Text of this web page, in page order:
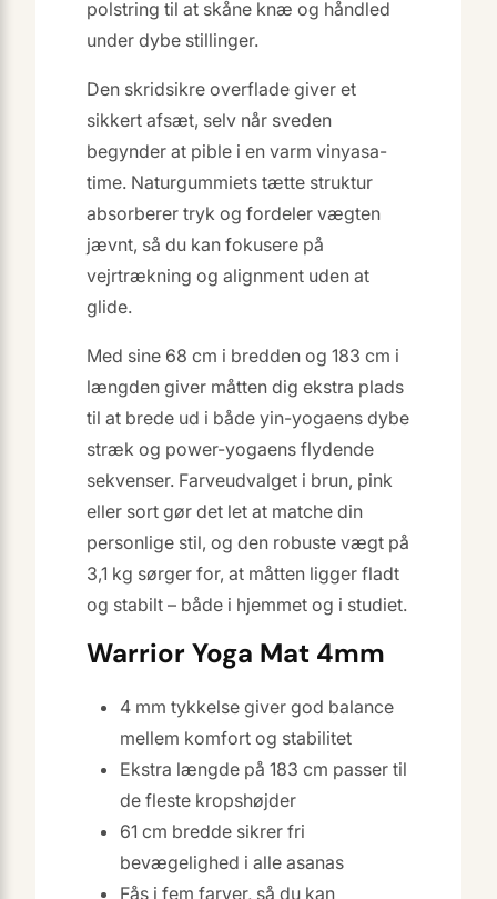
polstring til at skåne knæ og håndled
under dybe stillinger.
Den skridsikre overflade giver et
sikkert afsæt, selv når sveden
begynder at pible i en varm vinyasa-
time. Naturgummiets tætte struktur
absorberer tryk og fordeler vægten
jævnt, så du kan fokusere på
vejrtrækning og alignment uden at
glide.
Med sine 68 cm i bredden og 183 cm i
længden giver måtten dig ekstra plads
til at brede ud i både yin-yogaens dybe
stræk og power-yogaens flydende
sekvenser. Farveudvalget i brun, pink
eller sort gør det let at matche din
personlige stil, og den robuste vægt på
3,1 kg sørger for, at måtten ligger fladt
og stabilt – både i hjemmet og i studiet.
Warrior Yoga Mat 4mm
4 mm tykkelse giver god balance
mellem komfort og stabilitet
Ekstra længde på 183 cm passer til
de fleste kropshøjder
61 cm bredde sikrer fri
bevægelighed i alle asanas
Fås i fem farver, så du kan